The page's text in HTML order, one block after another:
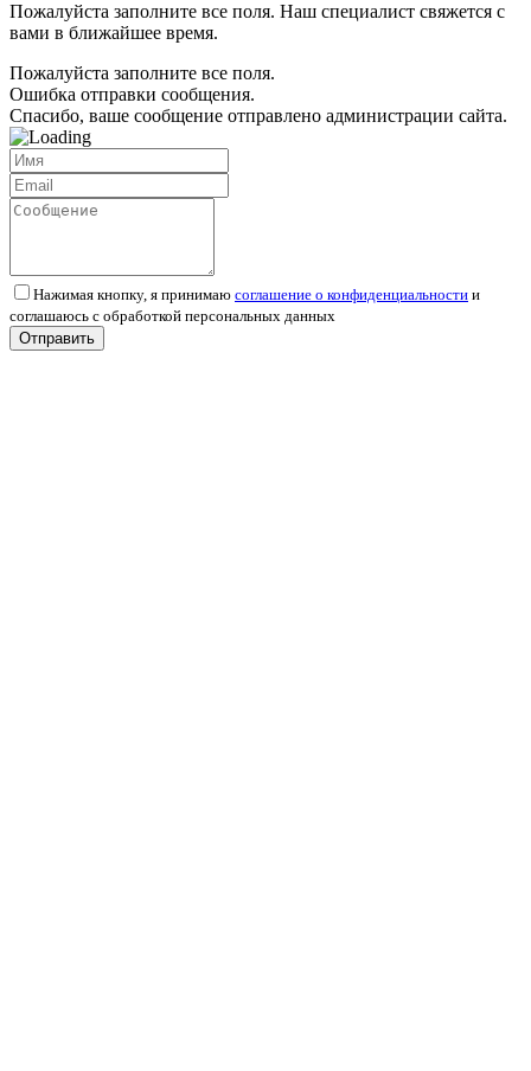
Пожалуйста заполните все поля. Наш специалист свяжется с
вами в ближайшее время.
Пожалуйста заполните все поля.
Ошибка отправки сообщения.
Спасибо, ваше сообщение отправлено администрации сайта.
Нажимая кнопку, я принимаю соглашение о конфиденциальности и
соглашаюсь с обработкой персональных данных
Отправить